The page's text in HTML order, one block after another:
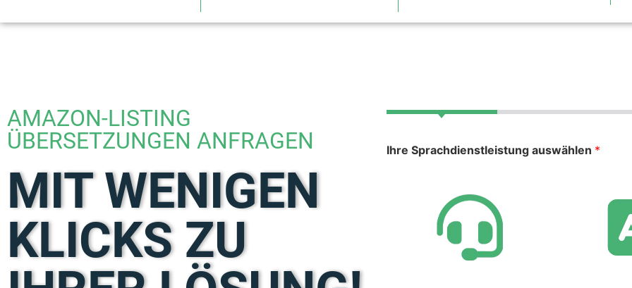
AMAZON-LISTING
ÜBERSETZUNGEN ANFRAGEN
MIT WENIGEN
KLICKS ZU
Ihre Sprachdienstleistung auswählen *